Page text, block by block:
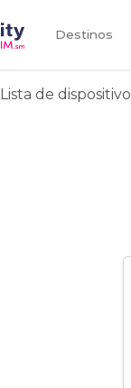
Destinos
Lista de